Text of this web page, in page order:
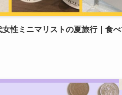
女性ミニマリストの夏旅行｜食